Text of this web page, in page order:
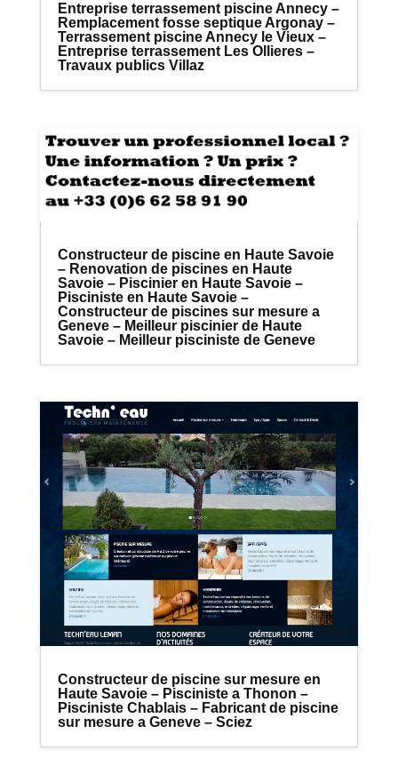
Entreprise terrassement piscine Annecy –
Remplacement fosse septique Argonay –
Terrassement piscine Annecy le Vieux –
Entreprise terrassement Les Ollieres –
Travaux publics Villaz
Constructeur de piscine en Haute Savoie
– Renovation de piscines en Haute
Savoie – Piscinier en Haute Savoie –
Pisciniste en Haute Savoie –
Constructeur de piscines sur mesure a
Geneve – Meilleur piscinier de Haute
Savoie – Meilleur pisciniste de Geneve
Constructeur de piscine sur mesure en
Haute Savoie – Pisciniste a Thonon –
Pisciniste Chablais – Fabricant de piscine
sur mesure a Geneve – Sciez